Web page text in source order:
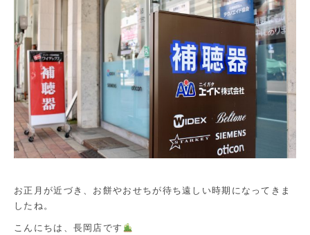
お正月が近づき、お餅やおせちが待ち遠しい時期になってきま
したね。
こんにちは、長岡店です